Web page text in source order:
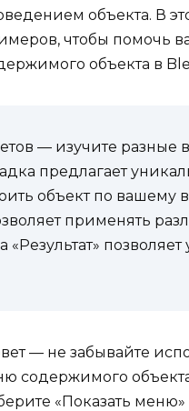
объекта. В
чтобы помочь
объекта в
— изучите
предлагает
объект по вашему
применять
позволяет
— не забывайте
содержимого
«Показать